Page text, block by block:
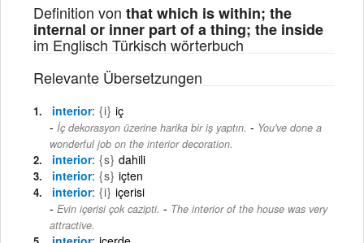
Definition von that which is within; the
internal or inner part of a thing; the inside
im Englisch Türkisch wörterbuch
Relevante Übersetzungen
interior {i} iç
İç dekorasyon üzerine harika bir iş yaptın. - You've done a
wonderful job on the interior decoration.
interior {s} dahili
interior {s} içten
interior {i} içerisi
Evin içerisi çok cazipti. - The interior of the house was very
attractive.